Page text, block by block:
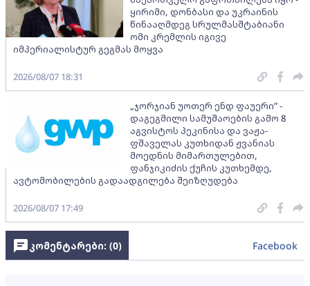
ყირიმი, დონბასი და უკრაინის
წინააღმდეგ სრულმასშტაბიანი
ომი კრემლის იგივე
იმპერიალისტურ გეგმას მოყვა
2026/08/07 18:31
„ჯორჯიან უოთერ ენდ ფაუერი” -
დაგეგმილი სამუშაოების გამო 8
აგვისტოს პეკინისა და ვაჟა-
ფშაველას კუთხიდან ჟვანიას
მოედნის მიმართულებით,
ფანჯიკიძის ქუჩის კუთხემდე,
ავტომობილების გადაადგილება შეიზღუდება
2026/08/07 17:49
კომენტარები: (0) Facebook